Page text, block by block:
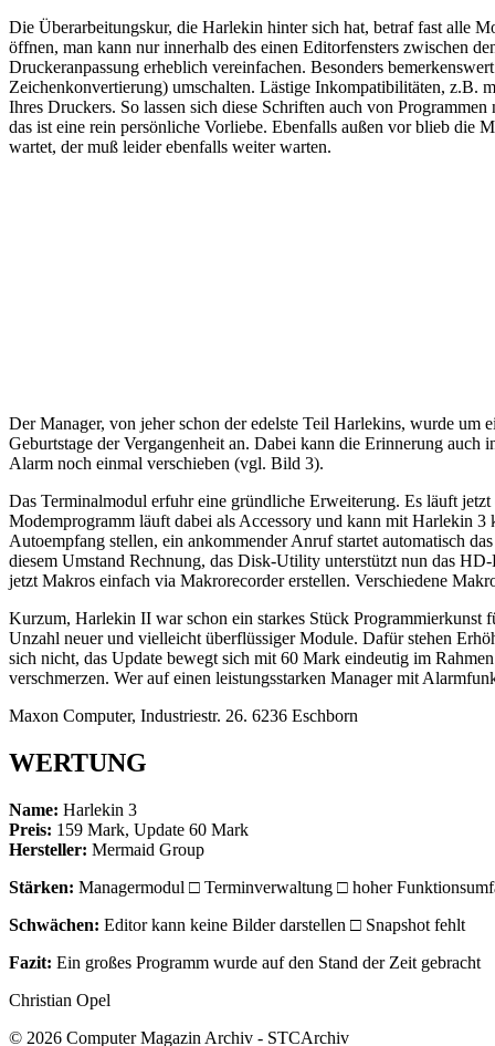
Die Überarbeitungskur, die Harlekin hinter sich hat, betraf fast alle
öffnen, man kann nur innerhalb des einen Editorfensters zwischen
Druckeranpassung erheblich vereinfachen. Besonders
Zeichenkonvertierung) umschalten. Lästige Inkompatibilitäten, z.B.
Ihres Druckers. So lassen sich diese Schriften auch von
das ist eine rein persönliche Vorliebe. Ebenfalls außen vor blieb die
wartet, der muß leider ebenfalls weiter warten.
Der Manager, von jeher schon der edelste Teil Harlekins, wurde um
Geburtstage der Vergangenheit an. Dabei kann die Erinnerung auch
Alarm noch einmal verschieben (vgl. Bild 3).
Das Terminalmodul erfuhr eine gründliche Erweiterung. Es läuft
Modemprogramm läuft dabei als Accessory und kann mit Harlekin
Autoempfang stellen, ein ankommender Anruf startet automatisch
diesem Umstand Rechnung, das Disk-Utility unterstützt nun das
jetzt Makros einfach via Makrorecorder erstellen. Verschiedene
Kurzum, Harlekin II war schon ein starkes Stück
Unzahl neuer und vielleicht überflüssiger Module. Dafür stehen
sich nicht, das Update bewegt sich mit 60 Mark eindeutig im
verschmerzen. Wer auf einen leistungsstarken Manager mit
Maxon Computer, Industriestr. 26. 6236 Eschborn
WERTUNG
Name: Harlekin 3
Preis: 159 Mark, Update 60 Mark
Hersteller: Mermaid Group
Stärken: Managermodul □ Terminverwaltung □ hoher
Schwächen: Editor kann keine Bilder darstellen □ Snapshot fehlt
Fazit: Ein großes Programm wurde auf den Stand der Zeit gebracht
Christian Opel
© 2026 Computer Magazin Archiv - STCArchiv